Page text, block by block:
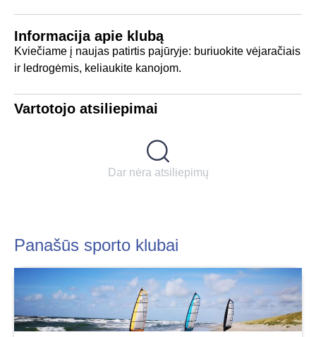
Informacija apie klubą
Kviečiame į naujas patirtis pajūryje: buriuokite vėjaračiais
ir ledrogėmis, keliaukite kanojom.
Vartotojo atsiliepimai
Dar nėra atsiliepimų
Panašūs sporto klubai